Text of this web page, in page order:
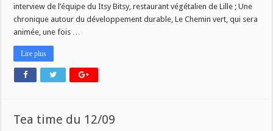
interview de l’équipe du Itsy Bitsy, restaurant végétalien de Lille ; Une
chronique autour du développement durable, Le Chemin vert, qui sera
animée, une fois …
Lire plus
Tea time du 12/09